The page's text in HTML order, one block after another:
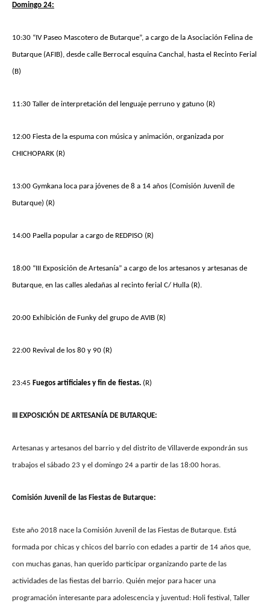
Domingo 24:
10:30 “IV Paseo Mascotero de Butarque”, a cargo de la Asociación Felina de
Butarque (AFIB), desde calle Berrocal esquina Canchal, hasta el Recinto Ferial
(B)
11:30 Taller de interpretación del lenguaje perruno y gatuno (R)
12:00 Fiesta de la espuma con música y animación, organizada por
CHICHOPARK (R)
13:00 Gymkana loca para jóvenes de 8 a 14 años (Comisión Juvenil de
Butarque) (R)
14:00 Paella popular a cargo de REDPISO (R)
18:00 “III Exposición de Artesanía” a cargo de los artesanos y artesanas de
Butarque, en las calles aledañas al recinto ferial C/ Hulla (R).
20:00 Exhibición de Funky del grupo de AVIB (R)
22:00 Revival de los 80 y 90 (R)
23:45 Fuegos artificiales y fin de fiestas. (R)
III EXPOSICIÓN DE ARTESANÍA DE BUTARQUE:
Artesanas y artesanos del barrio y del distrito de Villaverde expondrán sus
trabajos el sábado 23 y el domingo 24 a partir de las 18:00 horas.
Comisión Juvenil de las Fiestas de Butarque:
Este año 2018 nace la Comisión Juvenil de las Fiestas de Butarque. Está
formada por chicas y chicos del barrio con edades a partir de 14 años que,
con muchas ganas, han querido participar organizando parte de las
actividades de las fiestas del barrio. Quién mejor para hacer una
programación interesante para adolescencia y juventud: Holi festival, Taller